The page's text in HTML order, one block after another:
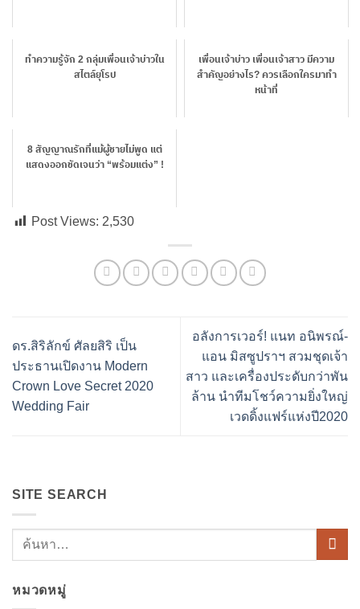
ทำความรู้จัก 2 กลุ่มเพื่อนเจ้าบ่าวใน
สไตล์ยุโรป
เพื่อนเจ้าบ่าว เพื่อนเจ้าสาว มีความ
สำคัญอย่างไร? ควรเลือกใครมาทำ
หน้าที่
8 สัญญาณรักที่แม้ผู้ชายไม่พูด แต่
แสดงออกชัดเจนว่า “พร้อมแต่ง” !
Post Views: 2,530
ดร.สิริลักข์ ศัลยสิริ เป็น
ประธานเปิดงาน Modern
Crown Love Secret 2020
Wedding Fair
อลังการเวอร์! แนท อนิพรณ์-
แอน มิสซูปราฯ สวมชุดเจ้า
สาว และเครื่องประดับกว่าพัน
ล้าน นำทีมโชว์ความยิ่งใหญ่
เวดดิ้งแฟร์แห่งปี2020
SITE SEARCH
หมวดหมู่